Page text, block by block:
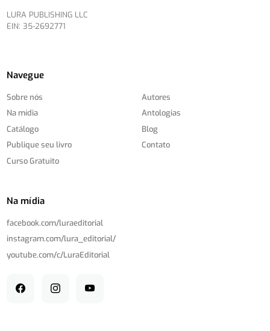
LURA PUBLISHING LLC
EIN: 35-2692771
Navegue
Sobre nós
Na mídia
Catálogo
Publique seu livro
Curso Gratuito
Autores
Antologias
Blog
Contato
Na mídia
facebook.com/luraeditorial
instagram.com/lura_editorial/
youtube.com/c/LuraEditorial